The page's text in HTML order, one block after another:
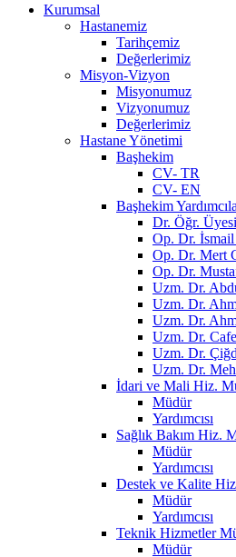
Kurumsal
Hastanemiz
Tarihçemiz
Değerlerimiz
Misyon-Vizyon
Misyonumuz
Vizyonumuz
Değerlerimiz
Hastane Yönetimi
Başhekim
CV- TR
CV- EN
Başhekim
Dr. Öğr.
Op. Dr.
Op. Dr. Mert
Op. Dr.
Uzm. Dr.
Uzm. Dr.
Uzm. Dr.
Uzm. Dr.
Uzm. Dr.
Uzm. Dr.
İdari ve Mali Hiz.
Müdür
Yardımcısı
Sağlık Bakım Hiz.
Müdür
Yardımcısı
Destek ve Kalite
Müdür
Yardımcısı
Teknik Hizmetler
Müdür